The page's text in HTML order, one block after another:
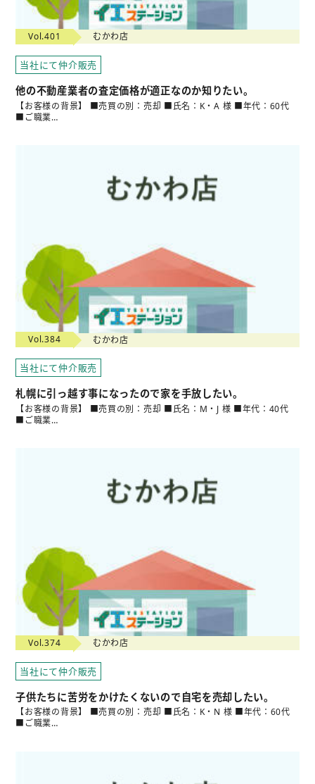
Vol.401 むかわ店
当社にて仲介販売
他の不動産業者の査定価格が適正なのか知りたい。
【お客様の背景】 ■売買の別：売却 ■氏名：K・A 様 ■年代：60代
■ご職業…
Vol.384 むかわ店
当社にて仲介販売
札幌に引っ越す事になったので家を手放したい。
【お客様の背景】 ■売買の別：売却 ■氏名：M・J 様 ■年代：40代
■ご職業…
Vol.374 むかわ店
当社にて仲介販売
子供たちに苦労をかけたくないので自宅を売却したい。
【お客様の背景】 ■売買の別：売却 ■氏名：K・N 様 ■年代：60代
■ご職業…